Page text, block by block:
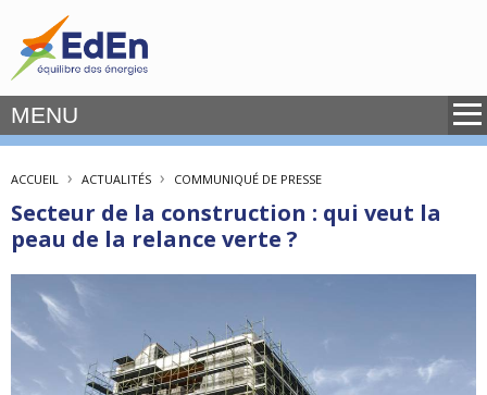
MENU
ACCUEIL › ACTUALITÉS › COMMUNIQUÉ DE PRESSE
Secteur de la construction : qui veut la
peau de la relance verte ?